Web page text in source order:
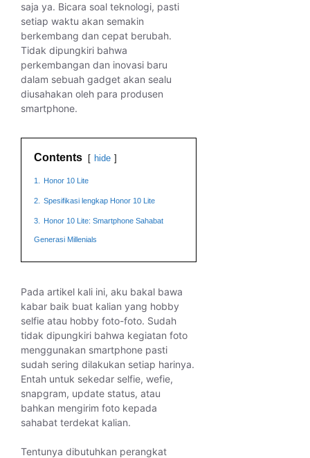
saja ya. Bicara soal teknologi, pasti
setiap waktu akan semakin
berkembang dan cepat berubah.
Tidak dipungkiri bahwa
perkembangan dan inovasi baru
dalam sebuah gadget akan sealu
diusahakan oleh para produsen
smartphone.
Contents hide
1. Honor 10 Lite
2. Spesifikasi lengkap Honor 10 Lite
3. Honor 10 Lite: Smartphone Sahabat
Generasi Millenials
Pada artikel kali ini, aku bakal bawa
kabar baik buat kalian yang hobby
selfie atau hobby foto-foto. Sudah
tidak dipungkiri bahwa kegiatan foto
menggunakan smartphone pasti
sudah sering dilakukan setiap harinya.
Entah untuk sekedar selfie, wefie,
snapgram, update status, atau
bahkan mengirim foto kepada
sahabat terdekat kalian.
Tentunya dibutuhkan perangkat